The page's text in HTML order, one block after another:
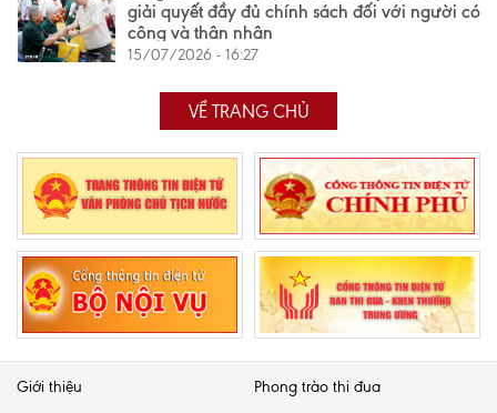
giải quyết đầy đủ chính sách đối với người có
công và thân nhân
15/07/2026 - 16:27
VỀ TRANG CHỦ
Giới thiệu Phong trào thi đua